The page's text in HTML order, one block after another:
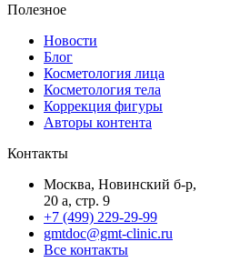
Полезное
Новости
Блог
Косметология лица
Косметология тела
Коррекция фигуры
Авторы контента
Контакты
Москва, Новинский б-р,
20 а, стр. 9
+7 (499) 229-29-99
gmtdoc@gmt-clinic.ru
Все контакты